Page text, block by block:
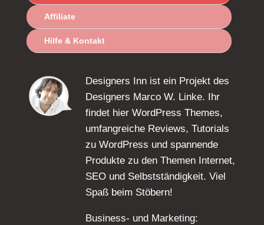
Affiliate
Hilfe & Kontakt
Designers Inn ist ein Projekt des
Designers Marco W. Linke. Ihr
findet hier WordPress Themes,
umfangreiche Reviews, Tutorials
zu WordPress und spannende
Produkte zu den Themen Internet,
SEO und Selbstständigkeit. Viel
Spaß beim Stöbern!
Business- und Marketing: